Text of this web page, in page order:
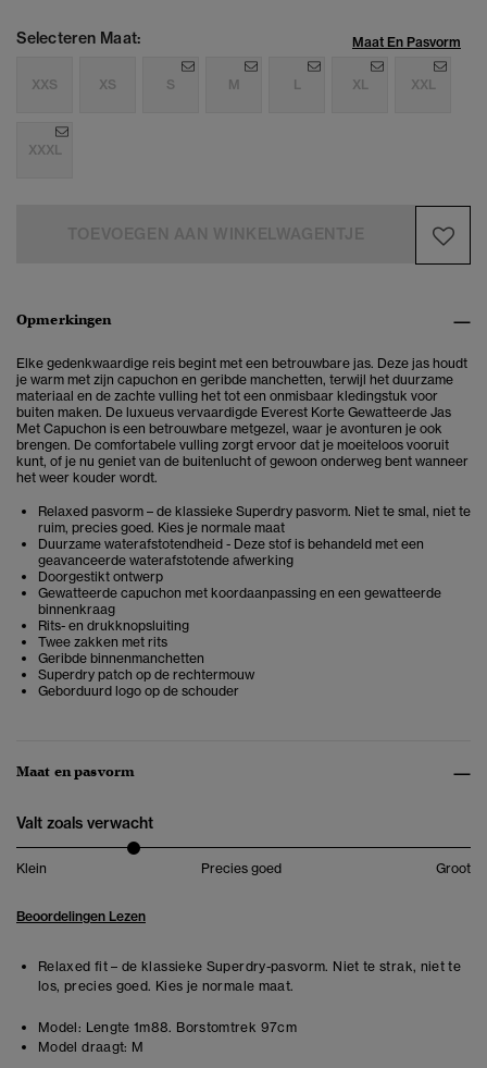
Selecteren Maat: Maat En Pasvorm
XXS XS S M L XL XXL
XXXL
Opmerkingen
Elke gedenkwaardige reis begint met een betrouwbare jas. Deze jas houdt
je warm met zijn capuchon en geribde manchetten, terwijl het duurzame
materiaal en de zachte vulling het tot een onmisbaar kledingstuk voor
buiten maken. De luxueus vervaardigde Everest Korte Gewatteerde Jas
Met Capuchon is een betrouwbare metgezel, waar je avonturen je ook
brengen. De comfortabele vulling zorgt ervoor dat je moeiteloos vooruit
kunt, of je nu geniet van de buitenlucht of gewoon onderweg bent wanneer
het weer kouder wordt.
Relaxed pasvorm – de klassieke Superdry pasvorm. Niet te smal, niet te
ruim, precies goed. Kies je normale maat
Duurzame waterafstotendheid - Deze stof is behandeld met een
geavanceerde waterafstotende afwerking
Doorgestikt ontwerp
Gewatteerde capuchon met koordaanpassing en een gewatteerde
binnenkraag
Rits- en drukknopsluiting
Twee zakken met rits
Geribde binnenmanchetten
Superdry patch op de rechtermouw
Geborduurd logo op de schouder
Maat en pasvorm
Valt zoals verwacht
Klein Precies goed Groot
Beoordelingen Lezen
Relaxed fit – de klassieke Superdry-pasvorm. Niet te strak, niet te
los, precies goed. Kies je normale maat.
Model: Lengte 1m88. Borstomtrek 97cm
Model draagt: M